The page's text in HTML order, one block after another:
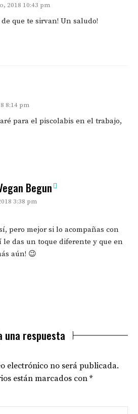
2018 10:43 pm
que te sirvan! Un saludo!
8:14 pm
para el piscolabis en el trabajo,
Begun
3:38 pm
pero mejor si lo acompañas con
le das un toque diferente y que en
aún! 😉
una respuesta
electrónico no será publicada.
están marcados con *